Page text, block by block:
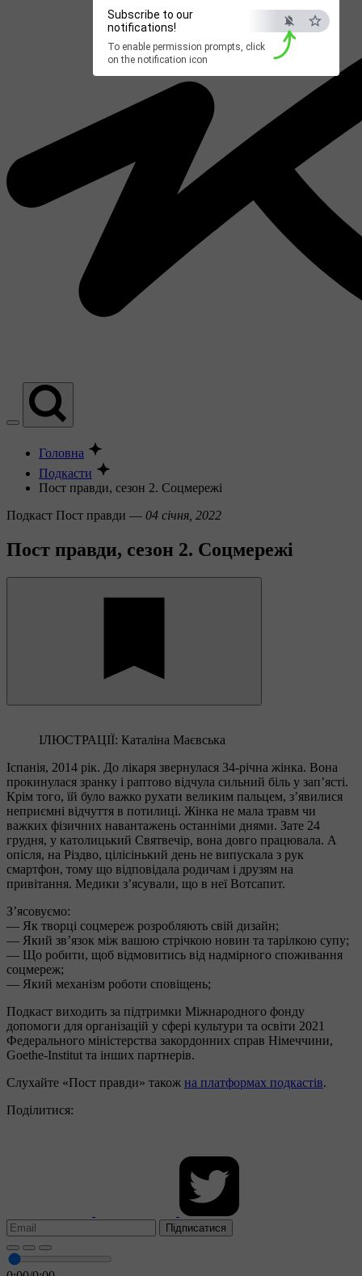
Subscribe to our
notifications!
To enable permission prompts, click
on the notification icon
Головна
Подкасти
Пост правди, сезон 2. Соцмережі
Подкаст Пост правди — 04 січня, 2022
Пост правди, сезон 2. Соцмережі
ІЛЮСТРАЦІЇ: Каталіна Маєвська
Іспанія, 2014 рік. До лікаря звернулася 34-річна жінка. Вона
прокинулася зранку і раптово відчула сильний біль у зап’ясті.
Крім того, їй було важко рухати великим пальцем, з’явилися
неприємні відчуття в потилиці. Жінка не мала травм чи
важких фізичних навантажень останніми днями. Зате 24
грудня, у католицький Святвечір, вона довго працювала. А
опісля, на Різдво, цілісінький день не випускала з рук
смартфон, тому що відповідала родичам і друзям на
привітання. Медики з’ясували, що в неї Вотсапит.
З’ясовуємо:
— Як творці соцмереж розробляють свій дизайн;
— Який зв’язок між вашою стрічкою новин та тарілкою супу;
— Що робити, щоб відмовитись від надмірного споживання
соцмереж;
— Який механізм роботи сповіщень;
Подкаст виходить за підтримки Міжнародного фонду
допомоги для організацій у сфері культури та освіти 2021
Федерального міністерства закордонних справ Німеччини,
Goethe-Institut та інших партнерів.
Слухайте «Пост правди» також на платформах подкастів.
Поділитися:
Підписатися